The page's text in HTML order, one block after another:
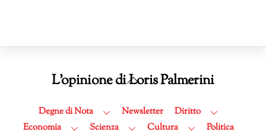
Back
Top
L'opinione di Loris Palmerini
Degne di Nota Newsletter
Diritto
Economia
Scienza Cultura
Politica